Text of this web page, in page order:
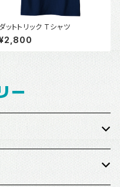
ダットトリック Tシャツ
ー